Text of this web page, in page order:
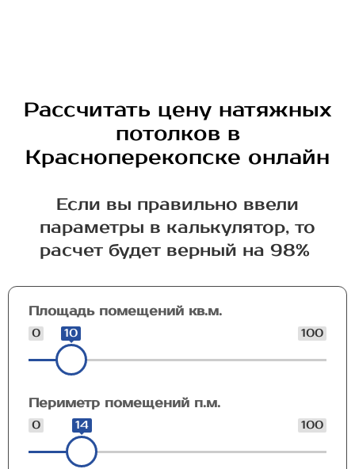
Рассчитать цену натяжных
потолков в
Красноперекопске онлайн
Если вы правильно ввели
параметры в калькулятор, то
расчет будет верный на 98%
Площадь помещений кв.м.
0 100
10
Периметр помещений п.м.
0 100
14